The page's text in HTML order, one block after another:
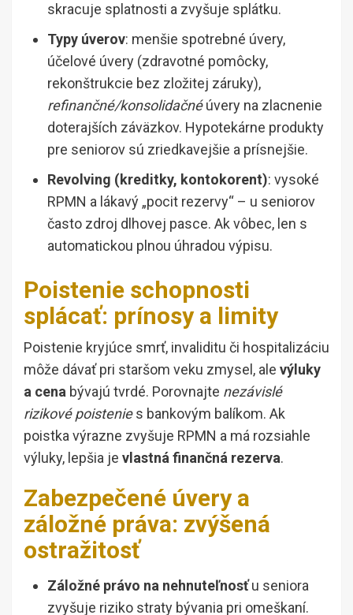
skracuje splatnosti a zvyšuje splátku.
Typy úverov: menšie spotrebné úvery,
účelové úvery (zdravotné pomôcky,
rekonštrukcie bez zložitej záruky),
refinančné/konsolidačnéúvery na zlacnenie
doterajších záväzkov. Hypotekárne produkty
pre seniorov sú zriedkavejšie a prísnejšie.
Revolving (kreditky, kontokorent): vysoké
RPMN a lákavý „pocit rezervy“ – u seniorov
často zdroj dlhovej pasce. Ak vôbec, len s
automatickou plnou úhradou výpisu.
Poistenie schopnosti
splácať: prínosy a limity
Poistenie kryjúce smrť, invaliditu či hospitalizáciu
môže dávať pri staršom veku zmysel, ale výluky
a cena bývajú tvrdé. Porovnajte nezávislé
rizikové poistenies bankovým balíkom. Ak
poistka výrazne zvyšuje RPMN a má rozsiahle
výluky, lepšia je vlastná finančná rezerva.
Zabezpečené úvery a
záložné práva: zvýšená
ostražitosť
Záložné právo na nehnuteľnosťu seniora
zvyšuje riziko straty bývania pri omeškaní.